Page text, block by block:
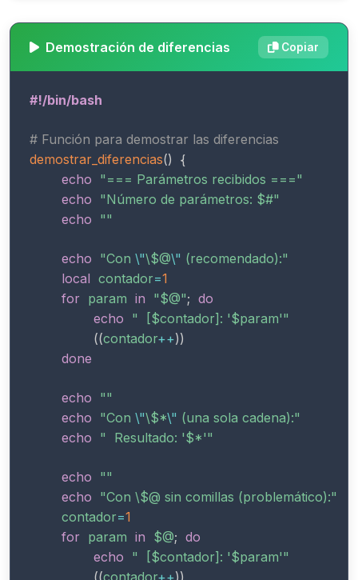
Demostración de diferencias Copiar
#!/bin/bash
# Función para demostrar las diferencias
demostrar_diferencias() {
echo "=== Parámetros recibidos ==="
echo "Número de parámetros: $#"
echo ""
echo "Con \"\$@\" (recomendado):"
local contador=1
for param in "$@"; do
echo "  [$contador]: '$param'"
((contador++))
done
echo ""
echo "Con \"\$*\" (una sola cadena):"
echo "  Resultado: '$*'"
echo ""
echo "Con \$@ sin comillas (problemático):"
contador=1
for param in $@; do
echo "  [$contador]: '$param'"
((contador++))